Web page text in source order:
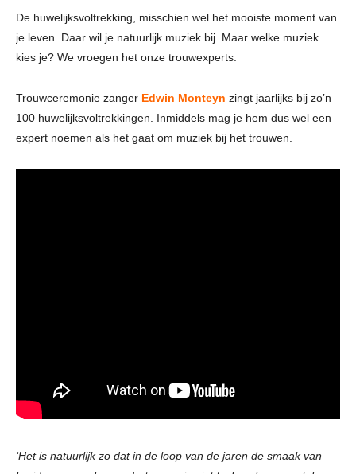
De huwelijksvoltrekking, misschien wel het mooiste moment van
je leven. Daar wil je natuurlijk muziek bij. Maar welke muziek
kies je? We vroegen het onze trouwexperts.
Trouwceremonie zanger Edwin Monteyn zingt jaarlijks bij zo’n
100 huwelijksvoltrekkingen. Inmiddels mag je hem dus wel een
expert noemen als het gaat om muziek bij het trouwen.
‘Het is natuurlijk zo dat in de loop van de jaren de smaak van